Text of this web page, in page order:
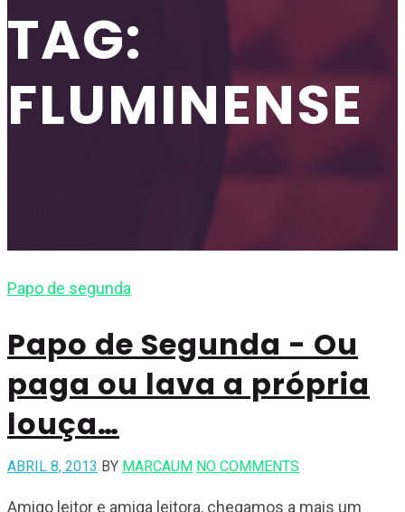
TAG:
FLUMINENSE
Papo de segunda
Papo de Segunda - Ou
paga ou lava a própria
louça…
ABRIL 8, 2013 BY MARCAUM NO COMMENTS
Amigo leitor e amiga leitora, chegamos a mais um